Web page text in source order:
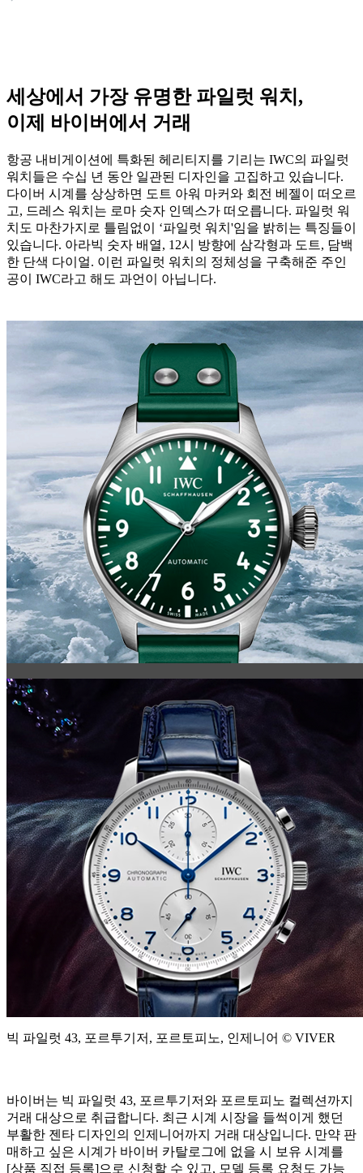
세상에서 가장 유명한 파일럿 워치,
이제 바이버에서 거래
항공 내비게이션에 특화된 헤리티지를 기리는 IWC의 파일럿
워치들은 수십 년 동안 일관된 디자인을 고집하고 있습니다.
다이버 시계를 상상하면 도트 아워 마커와 회전 베젤이 떠오르
고, 드레스 워치는 로마 숫자 인덱스가 떠오릅니다. 파일럿 워
치도 마찬가지로 틀림없이 ‘파일럿 워치'임을 밝히는 특징들이
있습니다. 아라빅 숫자 배열, 12시 방향에 삼각형과 도트, 담백
한 단색 다이얼. 이런 파일럿 워치의 정체성을 구축해준 주인
공이 IWC라고 해도 과언이 아닙니다.
빅 파일럿 43, 포르투기저, 포르토피노, 인제니어 © VIVER
바이버는 빅 파일럿 43, 포르투기저와 포르토피노 컬렉션까지
거래 대상으로 취급합니다. 최근 시계 시장을 들썩이게 했던
부활한 젠타 디자인의 인제니어까지 거래 대상입니다. 만약 판
매하고 싶은 시계가 바이버 카탈로그에 없을 시 보유 시계를
[상품 직접 등록]으로 신청할 수 있고, 모델 등록 요청도 가능